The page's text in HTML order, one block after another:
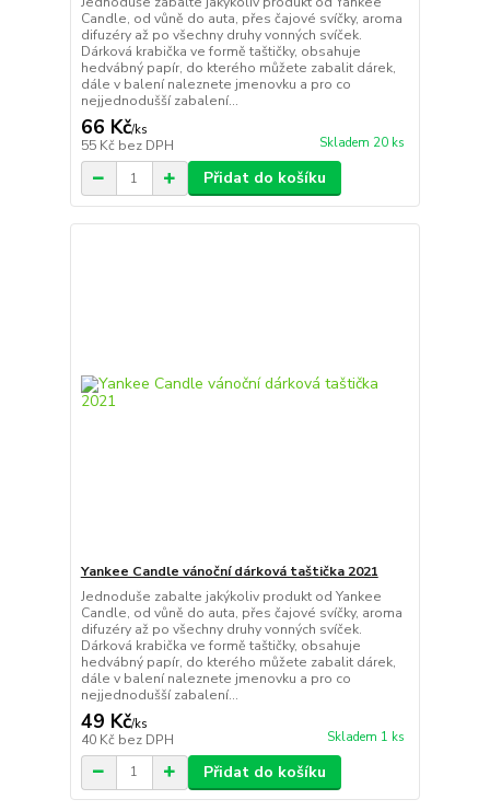
Candle, od vůně do auta, přes čajové svíčky, aroma
difuzéry až po všechny druhy vonných svíček.
Dárková krabička ve formě taštičky, obsahuje
hedvábný papír, do kterého můžete zabalit dárek,
dále v balení naleznete jmenovku a pro co
nejjednodušší zabalení...
66 Kč/ks
55 Kč bez DPH Skladem 20 ks
Přidat do košíku
Yankee Candle vánoční dárková taštička 2021
Jednoduše zabalte jakýkoliv produkt od Yankee
Candle, od vůně do auta, přes čajové svíčky, aroma
difuzéry až po všechny druhy vonných svíček.
Dárková krabička ve formě taštičky, obsahuje
hedvábný papír, do kterého můžete zabalit dárek,
dále v balení naleznete jmenovku a pro co
nejjednodušší zabalení...
49 Kč/ks
40 Kč bez DPH Skladem 1 ks
Přidat do košíku